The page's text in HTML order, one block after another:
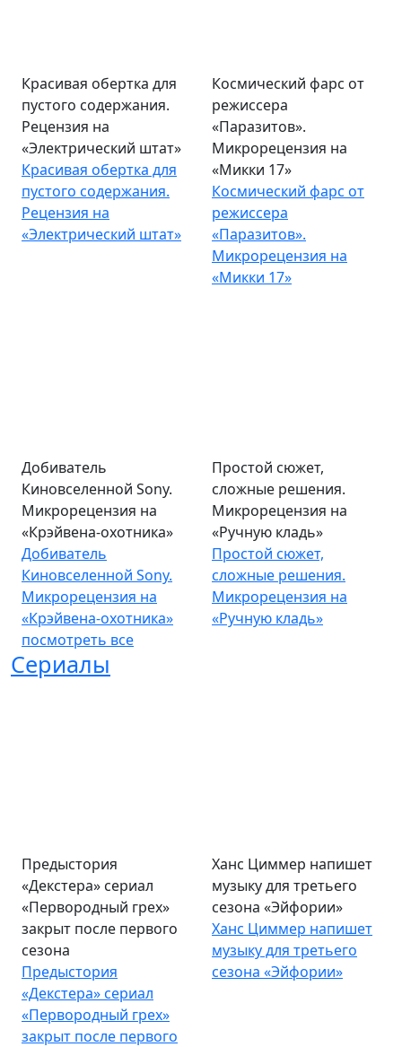
Красивая обертка для
пустого содержания.
Рецензия на
«Электрический штат»
Красивая обертка для
пустого содержания.
Рецензия на
«Электрический штат»
Космический фарс от
режиссера
«Паразитов».
Микрорецензия на
«Микки 17»
Космический фарс от
режиссера
«Паразитов».
Микрорецензия на
«Микки 17»
Добиватель
Киновселенной Sony.
Микрорецензия на
«Крэйвена-охотника»
Добиватель
Киновселенной Sony.
Микрорецензия на
«Крэйвена-охотника»
Простой сюжет,
сложные решения.
Микрорецензия на
«Ручную кладь»
Простой сюжет,
сложные решения.
Микрорецензия на
«Ручную кладь»
посмотреть все
Сериалы
Предыстория
«Декстера» сериал
«Первородный грех»
закрыт после первого
сезона
Предыстория
«Декстера» сериал
«Первородный грех»
закрыт после первого
Ханс Циммер напишет
музыку для третьего
сезона «Эйфории»
Ханс Циммер напишет
музыку для третьего
сезона «Эйфории»